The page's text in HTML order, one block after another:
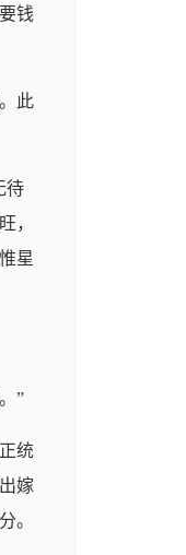
钱
此
待
，
星
”
统
嫁
。